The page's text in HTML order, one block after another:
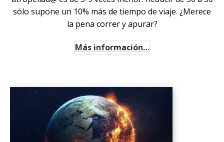
sólo supone un 10% más de tiempo de viaje. ¿Merece
la pena correr y apurar?
Más información…